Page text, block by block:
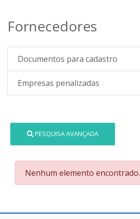
Fornecedores
Documentos para cadastro
Empresas penalizadas
PESQUISA AVANÇADA
Nenhum elemento encontrado.